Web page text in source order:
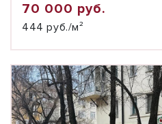
70 000 руб.
444 руб./м²